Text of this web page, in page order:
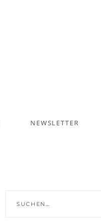
NEWSLETTER
nach: